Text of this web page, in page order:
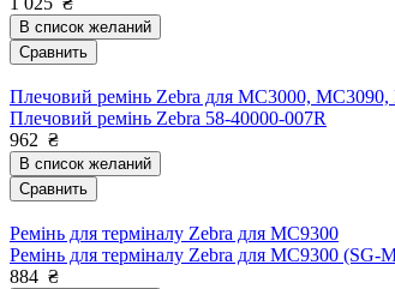
В список желаний
Сравнить
Плечовий ремінь Zebra для MC3000,
Плечовий ремінь Zebra 58-40000-007R
962 ₴
В список желаний
Сравнить
Ремінь для терміналу Zebra для MC9300
Ремінь для терміналу Zebra для MC9300
884 ₴